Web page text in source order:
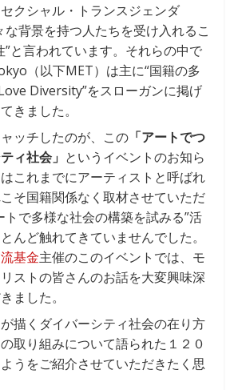
クシャル・トランスジェンダ
な背景を持つ人たちを受け入れるこ
”と言われています。それらの中で
（以下MET）は主に“国籍の多
Diversity”をスローガンに掲げ
きました。
ッチしたのが、この 「アートでつ
ィ社会」 というイベントのお知ら
これまでにアーティストと呼ばれ
そ国籍関係なく取材させていただ
トで多様な社会の構築を試みる”活
んど触れてきていませんでした。
基金主催のこのイベントでは、モ
ストの皆さんのお話を大変興味深
ました。
描くダイバーシティ社会の在り方
取り組みについて語られた１２０
うをご紹介させていただきたく思